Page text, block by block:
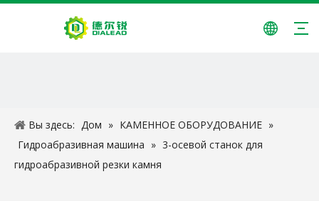
Вы здесь: Дом » КАМЕННОЕ ОБОРУДОВАНИЕ »
Гидроабразивная машина » 3-осевой станок для
гидроабразивной резки камня